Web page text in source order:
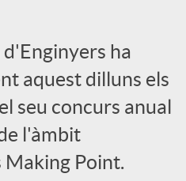
ha
aquest dilluns els
seu concurs anual
l'àmbit
Making Point.